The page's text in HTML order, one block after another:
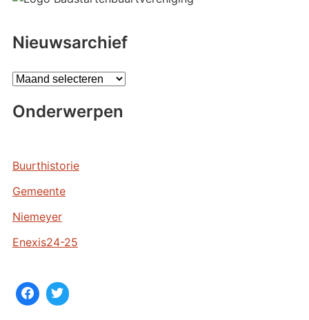
Nieuwsarchief
A
c
e
e
n
Onderwerpen
Buurthistorie
Gemeente
Niemeyer
Enexis24-25